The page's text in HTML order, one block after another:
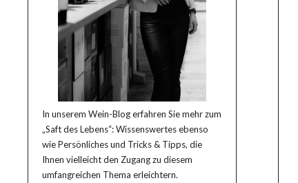
In unserem Wein-Blog erfahren Sie mehr zum
„Saft des Lebens“: Wissenswertes ebenso
wie Persönliches und Tricks & Tipps, die
Ihnen vielleicht den Zugang zu diesem
umfangreichen Thema erleichtern.